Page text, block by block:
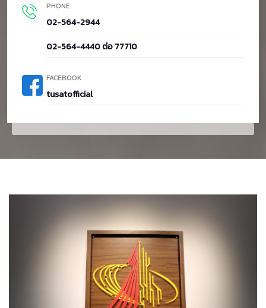
PHONE
02-564-2944
02-564-4440 ต่อ 77710
FACEBOOK
tusatofficial